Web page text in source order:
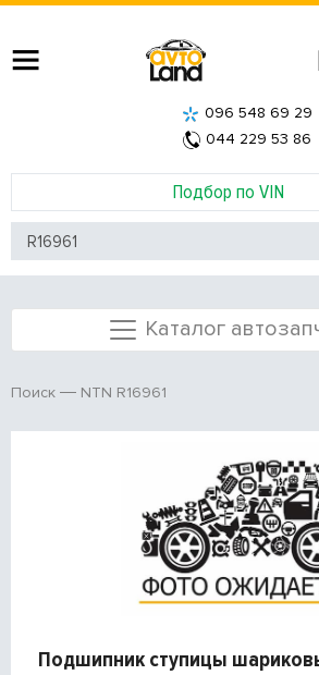
Подбор по VIN
096 548 69 29
044 229 53 86
Каталог
Поиск NTN R16961
Подшипник ступицы